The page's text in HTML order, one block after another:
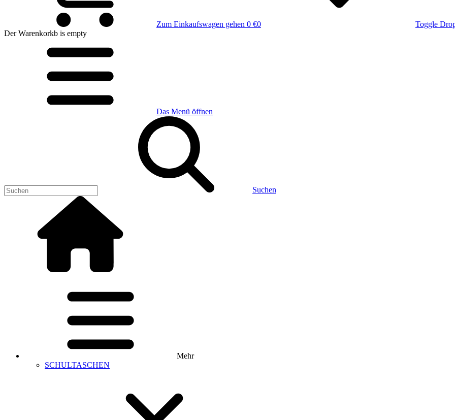
Zum Einkaufswagen gehen 0 €0
Toggle
Der Warenkorkb is empty
Das Menü öffnen
Suchen
Mehr
SCHULTASCHEN